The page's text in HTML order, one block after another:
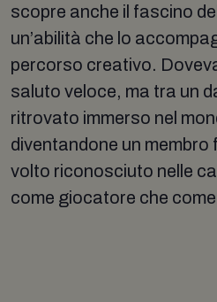
scopre anche il fascino
un’abilità che lo
percorso creativo.
saluto veloce, ma tra un
ritrovato immerso nel
diventandone un membro
volto riconosciuto nelle
come giocatore che